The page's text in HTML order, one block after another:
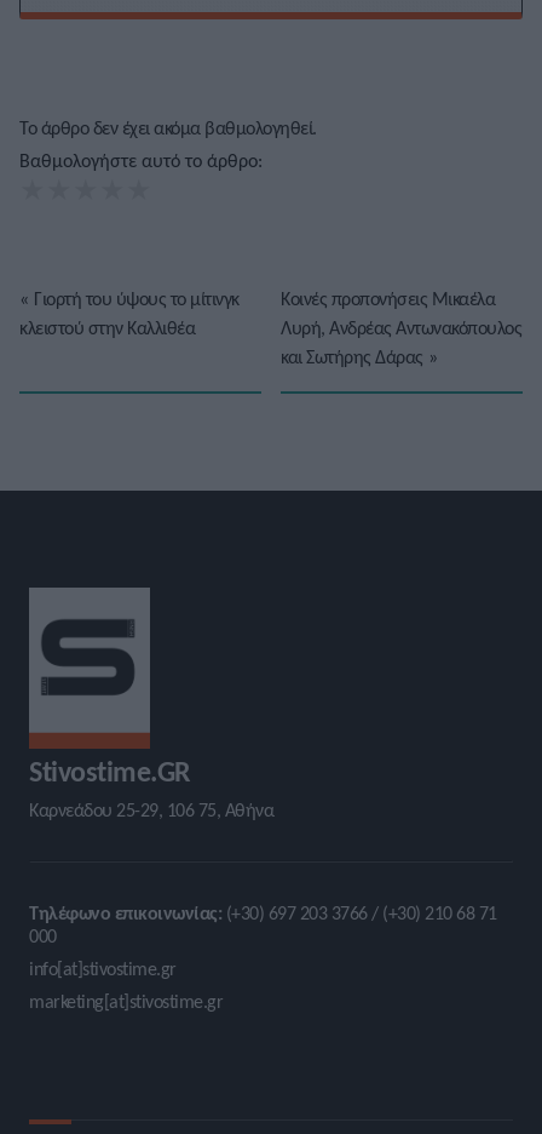
Το άρθρο δεν έχει ακόμα βαθμολογηθεί.
Βαθμολογήστε αυτό το άρθρο:
« Γιορτή του ύψους το μίτινγκ
κλειστού στην Καλλιθέα
Κοινές προπονήσεις Μικαέλα
Λυρή, Ανδρέας Αντωνακόπουλος
και Σωτήρης Δάρας »
Stivostime.GR
Καρνεάδου 25-29, 106 75, Αθήνα
Τηλέφωνο επικοινωνίας: (+30) 697 203 3766 / (+30) 210 68 71
000
info[at]stivostime.gr
marketing[at]stivostime.gr